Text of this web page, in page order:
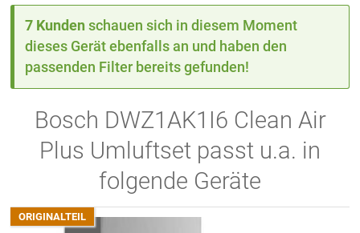
7 Kunden schauen sich in diesem Moment
dieses Gerät ebenfalls an und haben den
passenden Filter bereits gefunden!
Bosch DWZ1AK1I6 Clean Air
Plus Umluftset passt u.a. in
folgende Geräte